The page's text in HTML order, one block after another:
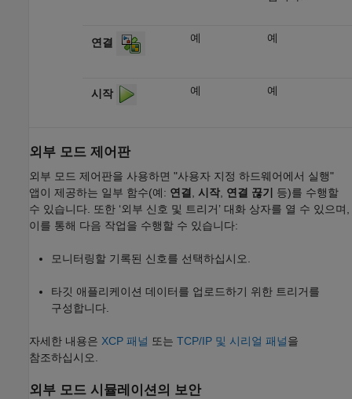
연결 예 예
시작 예 예
외부 모드 제어판
외부 모드 제어판을 사용하면 "사용자 지정 하드웨어에서 실행"
앱이 제공하는 일부 함수(예: 연결, 시작, 연결 끊기
등)를 수행할
수 있습니다. 또한 ‘외부 신호 및 트리거’ 대화 상자를 열 수 있으며,
이를 통해 다음 작업을 수행할 수 있습니다:
모니터링할 기록된 신호를 선택하십시오.
타깃 애플리케이션 데이터를 업로드하기 위한 트리거를
구성합니다.
자세한 내용은 XCP 패널 또는 TCP/IP 및 시리얼 패널을
참조하십시오.
외부 모드 시뮬레이션의 보안